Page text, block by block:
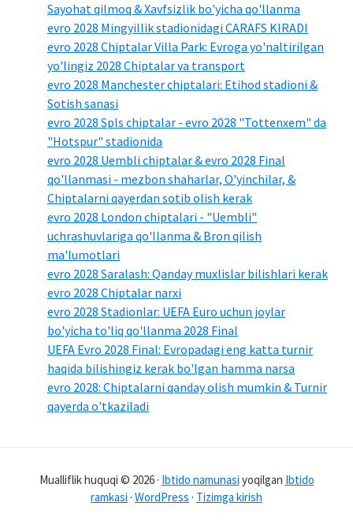
Sayohat qilmoq & Xavfsizlik bo'yicha qo'llanma
evro 2028 Mingyillik stadionidagi CARAFS KIRADI
evro 2028 Chiptalar Villa Park: Evroga yo'naltirilgan
yo'lingiz 2028 Chiptalar va transport
evro 2028 Manchester chiptalari: Etihod stadioni &
Sotish sanasi
evro 2028 Spls chiptalar - evro 2028 "Tottenxem" da
"Hotspur" stadionida
evro 2028 Uembli chiptalar & evro 2028 Final
qo'llanmasi - mezbon shaharlar, O'yinchilar, &
Chiptalarni qayerdan sotib olish kerak
evro 2028 London chiptalari - "Uembli"
uchrashuvlariga qo'llanma & Bron qilish
ma'lumotlari
evro 2028 Saralash: Qanday muxlislar bilishlari kerak
evro 2028 Chiptalar narxi
evro 2028 Stadionlar: UEFA Euro uchun joylar
bo'yicha to'liq qo'llanma 2028 Final
UEFA Evro 2028 Final: Evropadagi eng katta turnir
haqida bilishingiz kerak bo'lgan hamma narsa
evro 2028: Chiptalarni qanday olish mumkin & Turnir
qayerda o'tkaziladi
Mualliflik huquqi © 2026 · Ibtido namunasi yoqilgan Ibtido
ramkasi · WordPress · Tizimga kirish